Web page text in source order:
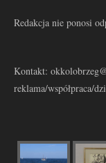
Redakcja nie ponosi
Kontakt:
reklama/współpraca/